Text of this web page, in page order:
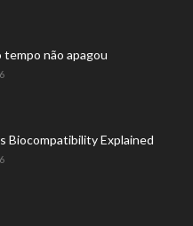
tempo não apagou
Biocompatibility Explained